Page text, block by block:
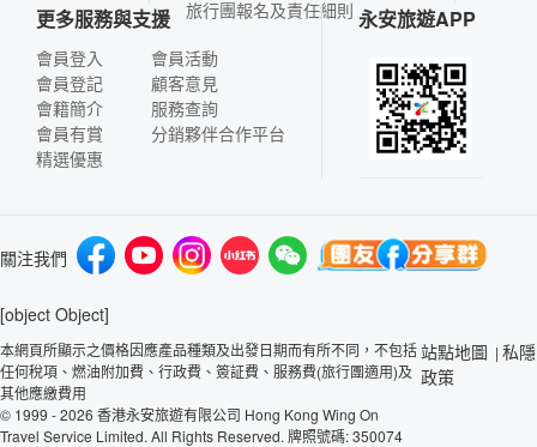
旅行團報名及責任細則
更多服務與支援
會員登入
會員登記
會籍簡介
會員有賞
精選優惠
會員活動
顧客意見
服務查詢
分銷夥伴合作平台
永安旅遊APP
關注我們
[object Object]
本網頁所顯示之價格因應產品種類及出發日期而有所不同，不包括
任何稅項、燃油附加費、行政費、簽証費、服務費(旅行團適用)及
其他應繳費用
© 1999 - 2026 香港永安旅遊有限公司 Hong Kong Wing On
Travel Service Limited. All Rights Reserved. 牌照號碼: 350074
站點地圖 | 私隱
政策